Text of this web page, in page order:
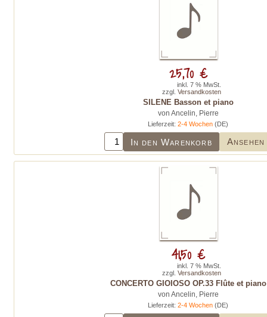
SILENE Basson et piano
von Ancelin, Pierre
Lieferzeit:2-4 Wochen (DE)
In den Warenkorb Ansehen
25,70 €
inkl. 7 % MwSt.
zzgl. Versandkosten
CONCERTO GIOIOSO OP.33 Flûte et piano
von Ancelin, Pierre
Lieferzeit:2-4 Wochen (DE)
41,50 €
inkl. 7 % MwSt.
zzgl. Versandkosten